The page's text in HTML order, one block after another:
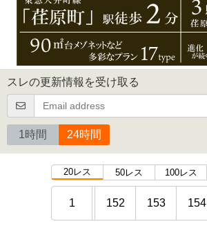
スレの更新情報を受け取る
1時間 24時間
20レス 50レス 100レス
1 152 153 154